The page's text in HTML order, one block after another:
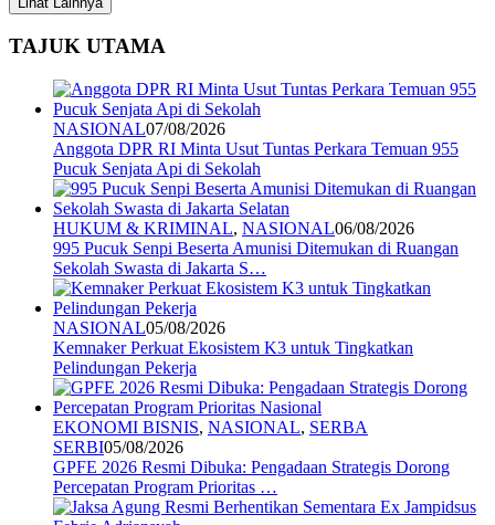
TAJUK UTAMA
NASIONAL07/08/2026
Anggota DPR RI Minta Usut Tuntas Perkara Temuan 955
Pucuk Senjata Api di Sekolah
HUKUM & KRIMINAL, NASIONAL06/08/2026
995 Pucuk Senpi Beserta Amunisi Ditemukan di Ruangan
Sekolah Swasta di Jakarta S…
NASIONAL05/08/2026
Kemnaker Perkuat Ekosistem K3 untuk Tingkatkan
Pelindungan Pekerja
EKONOMI BISNIS, NASIONAL, SERBA
SERBI05/08/2026
GPFE 2026 Resmi Dibuka: Pengadaan Strategis Dorong
Percepatan Program Prioritas …